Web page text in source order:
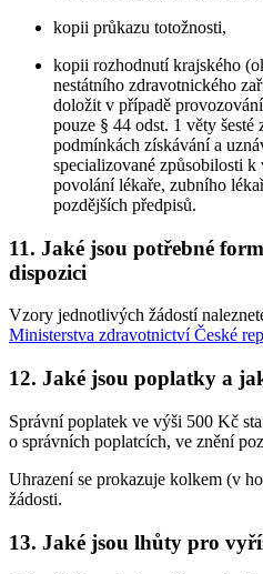
kopii průkazu totožnosti,
kopii rozhodnutí krajského
nestátního zdravotnického
doložit v případě
pouze § 44 odst. 1 věty
podmínkách získávání a
specializované způsobilosti
povolání lékaře, zubního
pozdějších předpisů.
11. Jaké jsou potřebné
dispozici
Vzory jednotlivých žádostí
Ministerstva zdravotnictví České
12. Jaké jsou poplatky a
Správní poplatek ve výši 500 Kč
o správních poplatcích, ve znění
Uhrazení se prokazuje kolkem (v
žádosti.
13. Jaké jsou lhůty pro